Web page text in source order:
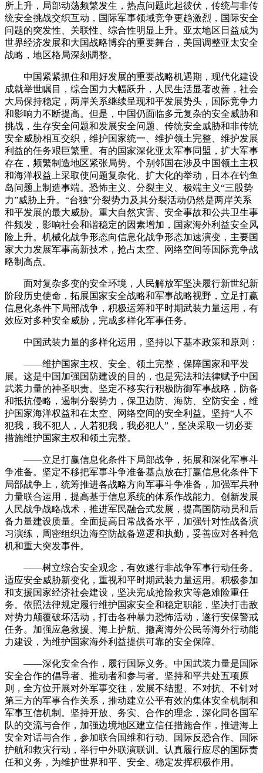
所上升，局部动荡频繁发生，热点问题此起彼伏，传统与非传
统安全挑战交织互动，国际军事领域竞争更趋激烈，国际安全
问题的突发性、关联性、综合性明显上升。亚太地区日益成为
世界经济发展和大国战略博弈的重要舞台，美国调整亚太安全
战略，地区格局深刻调整。
中国紧紧抓住和用好发展的重要战略机遇期，现代化建设
成就举世瞩目，综合国力大幅跃升，人民生活显著改善，社会
大局保持稳定，两岸关系继续呈现和平发展势头，国际竞争力
和影响力不断提高。但是，中国仍面临多元复杂的安全威胁和
挑战，生存安全问题和发展安全问题、传统安全威胁和非传统
安全威胁相互交织，维护国家统一、维护领土完整、维护发展
利益的任务艰巨繁重。有的国家深化亚太军事同盟，扩大军事
存在，频繁制造地区紧张局势。个别邻国在涉及中国领土主权
和海洋权益上采取使问题复杂化、扩大化的举动，日本在钓鱼
岛问题上制造事端。恐怖主义、分裂主义、极端主义“三股势
力”威胁上升。“台独”分裂势力及其分裂活动仍然是两岸关系
和平发展的最大威胁。重大自然灾害、安全事故和公共卫生事
件频发，影响社会和谐稳定的因素增加，国家海外利益安全风
险上升。机械化战争形态向信息化战争形态加速演变，主要国
家大力发展军事高新技术，抢占太空、网络空间等国际竞争战
略制高点。
面对复杂多变的安全环境，人民解放军坚决履行新世纪新
阶段历史使命，拓展国家安全战略和军事战略视野，立足打赢
信息化条件下局部战争，积极运筹和平时期武装力量运用，有
效应对多种安全威胁，完成多样化军事任务。
中国武装力量的多样化运用，坚持以下基本政策和原则：
——维护国家主权、安全、领土完整，保障国家和平发
展。这是中国加强国防建设的目的，也是宪法和法律赋予中国
武装力量的神圣职责。坚定不移实行积极防御军事战略，防备
和抵抗侵略，遏制分裂势力，保卫边防、海防、空防安全，维
护国家海洋权益和在太空、网络空间的安全利益。坚持“人不
犯我，我不犯人，人若犯我，我必犯人”，坚决采取一切必要
措施维护国家主权和领土完整。
——立足打赢信息化条件下局部战争，拓展和深化军事斗
争准备。坚定不移把军事斗争准备基点放在打赢信息化条件下
局部战争上，统筹推进各战略方向军事斗争准备，加强军兵种
力量联合运用，提高基于信息系统的体系作战能力。创新发展
人民战争战略战术，推进军民融合式发展，提高国防动员和后
备力量建设质量。全面提高日常战备水平，加强针对性战备演
习演练，周密组织边海空防战备巡逻和执勤，妥善应对各种危
机和重大突发事件。
——树立综合安全观念，有效遂行非战争军事行动任务。
适应安全威胁新变化，重视和平时期武装力量运用。积极参加
和支援国家经济社会建设，坚决完成抢险救灾等急难险重任
务。依照法律规定履行维护国家安全和稳定职能，坚决打击敌
对势力颠覆破坏活动，打击各种暴力恐怖活动，遂行安保警戒
任务。加强应急救援、海上护航、撤离海外公民等海外行动能
力建设，为维护国家海外利益提供可靠的安全保障。
——深化安全合作，履行国际义务。中国武装力量是国际
安全合作的倡导者、推动者和参与者。坚持和平共处五项原
则，全方位开展对外军事交往，发展不结盟、不对抗、不针对
第三方的军事合作关系，推动建立公平有效的集体安全机制和
军事互信机制。坚持开放、务实、合作的理念，深化同各国军
队的交流与合作，加强边境地区建立信任措施合作，推进海上
安全对话与合作，参加联合国维和行动、国际反恐合作、国际
护航和救灾行动，举行中外联演联训。认真履行应尽的国际责
任和义务，为维护世界和平、安全、稳定发挥积极作用。